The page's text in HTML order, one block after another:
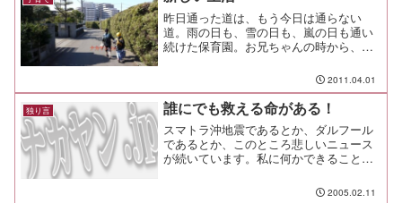
昨日通った道は、もう今日は通らない
道。雨の日も、雪の日も、嵐の日も通い
続けた保育園。お兄ちゃんの時から、パ
たんだ。でも、道端に咲く花も、毎朝の
お巡りさんとの挨拶も、みんな思い出の
中に。今日から君は小学生に...
2011.04.01
独り言 誰にでも救える命がある！
スマトラ沖地震であるとか、ダルフール
であるとか、このところ悲しいニュース
が続いています。私に何かできることは
ニセフのユニセフ・マンスリーサポー
2005.02.11